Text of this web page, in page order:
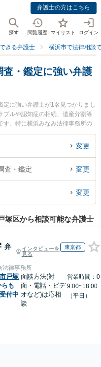
弁護士の方はこちら
探す 閲覧履歴 マイリスト ログイン
きる弁護士 横浜市で法律相談
・鑑定に強い弁護
に強い弁護士が1名見つかりまし
ブルや認知症の相続、遺産分割等
す。特に横浜みなみ法律事務所の
費用、強みなどが注目されていま
相続財産調査・鑑定のトラブルを
約したい』などでお困りの相談者
変更
査・鑑定 変更
変更
塚区から相談可能な弁護士
弁
インタビューを
見る
東京都
法律事務所
戸塚
らも
付中
面談方法(対
面・電話・ビデ
オなど)は応相
談
営業時間：0
9:00~18:00
（平日）